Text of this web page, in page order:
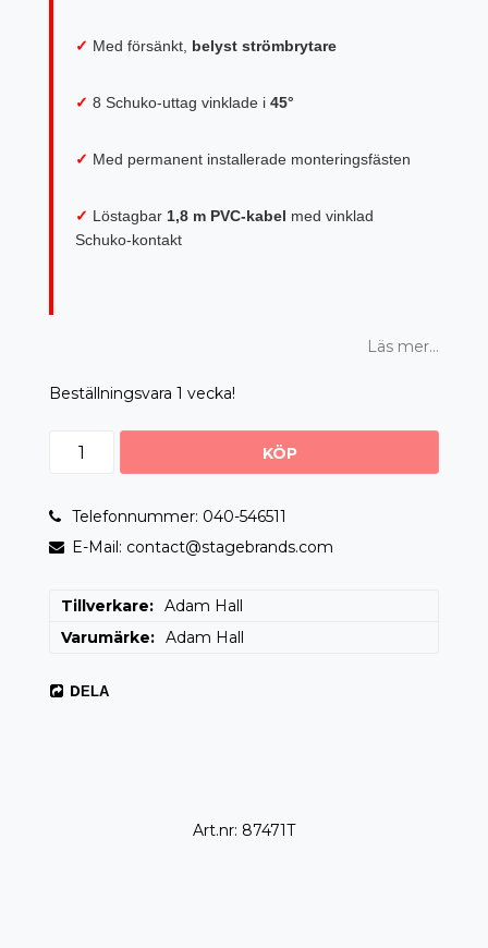
✓ Med försänkt, belyst strömbrytare
✓ 8 Schuko-uttag vinklade i 45°
✓ Med permanent installerade monteringsfästen
✓ Löstagbar 1,8 m PVC-kabel med vinklad
Schuko-kontakt
Läs mer...
Beställningsvara 1 vecka!
KÖP
Telefonnummer: 040-546511
E-Mail: contact@stagebrands.com
Tillverkare
Adam Hall
Varumärke
Adam Hall
DELA
Art.nr: 87471T